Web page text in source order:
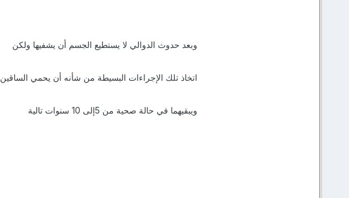
وبعد حدوث الدوالي لا يستطيع الجسم أن يشفيها ولكن
اتخاذ تلك الإجراءات البسيطة من شأنه أن يحمي الساقين
ويبقيهما في حالة صحية من 5إلى 10 سنوات تالية